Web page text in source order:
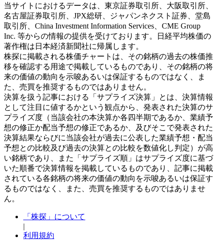
当サイトにおけるデータは、東京証券取引所、大阪取引所、
名古屋証券取引所、JPX総研、ジャパンネクスト証券、堂島
取引所、China Investment Information Services、CME Group
Inc. 等からの情報の提供を受けております。日経平均株価の
著作権は日本経済新聞社に帰属します。
株探に掲載される株価チャートは、その銘柄の過去の株価推
移を確認する用途で掲載しているものであり、その銘柄の将
来の価値の動向を示唆あるいは保証するものではなく、ま
た、売買を推奨するものではありません。
決算を扱う記事における「サプライズ決算」とは、決算情報
として注目に値するかという観点から、発表された決算のサ
プライズ度（当該会社の本決算か各四半期であるか、業績予
想の修正か配当予想の修正であるか、及びそこで発表された
決算結果ならびに当該会社が過去に公表した業績予想・配当
予想との比較及び過去の決算との比較を数値化し判定）が高
い銘柄であり、また「サプライズ順」はサプライズ度に基づ
いた順番で決算情報を掲載しているものであり、記事に掲載
されている各銘柄の将来の価値の動向を示唆あるいは保証す
るものではなく、また、売買を推奨するものではありませ
ん。
「株探」について
|
利用規約